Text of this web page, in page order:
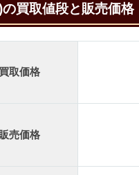
買取値段と販売価格
買取価格
販売価格